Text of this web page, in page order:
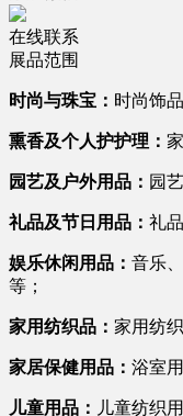
在线联系
展品范围
时尚与珠宝： 时尚饰
熏香及个人护护理：
园艺及户外用品： 园
礼品及节日用品： 礼
娱乐休闲用品： 音乐
等；
家用纺织品： 家用纺
家居保健用品： 浴室
儿童用品： 儿童纺织